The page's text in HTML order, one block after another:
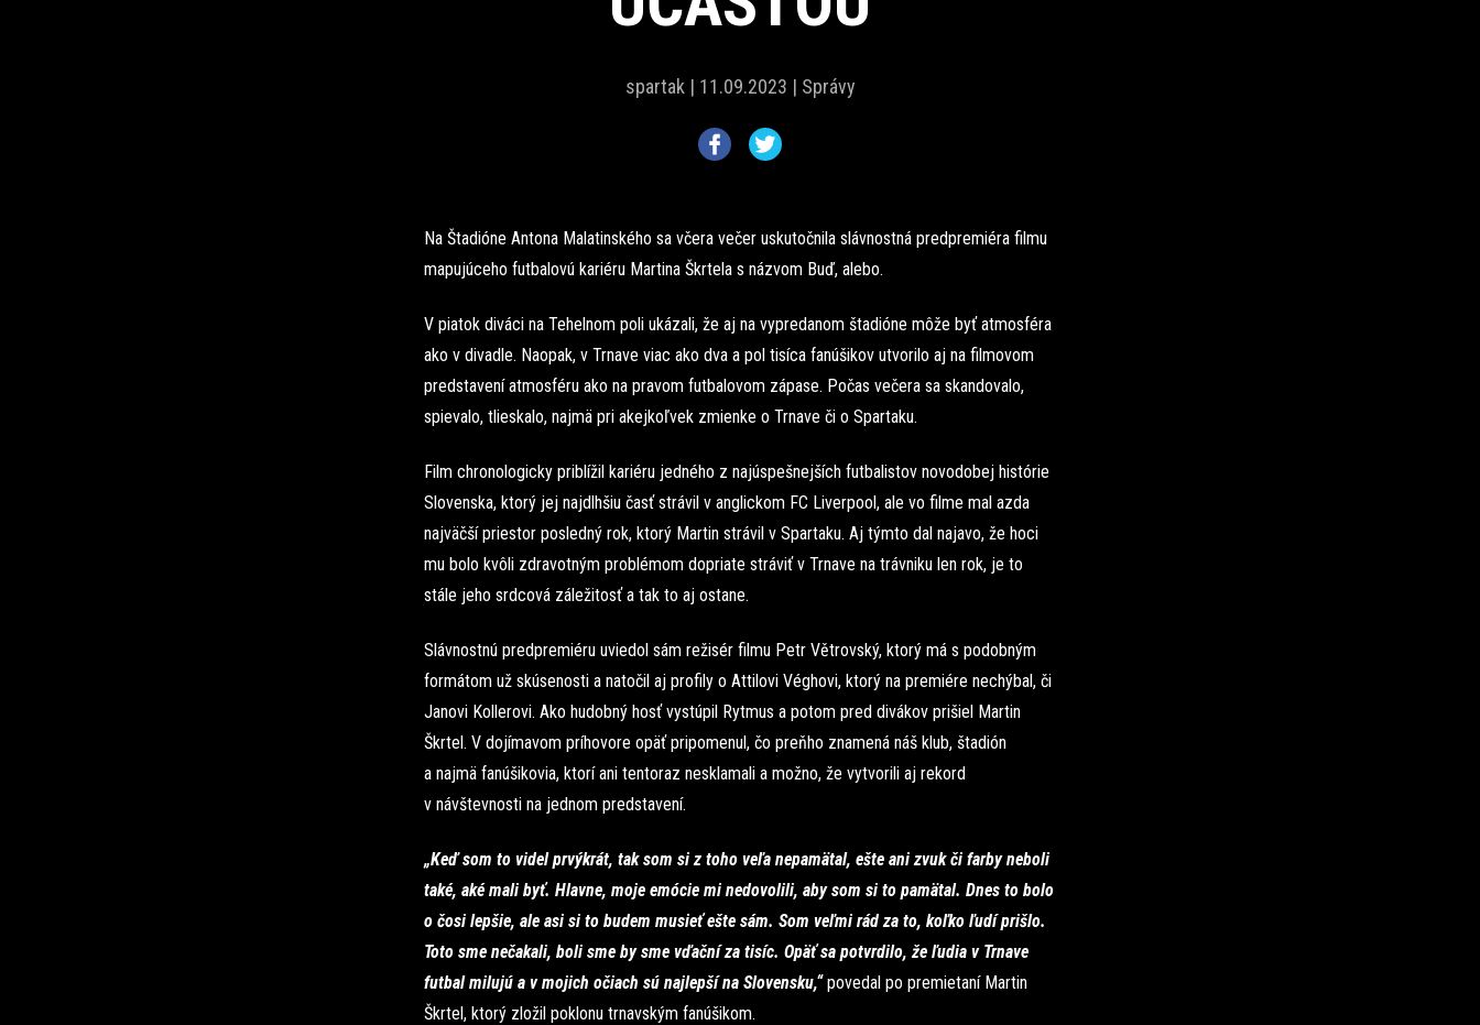
spartak | 11.09.2023 | Správy
Na Štadióne Antona Malatinského sa včera večer uskutočnila slávnostná predpremiéra filmu
mapujúceho futbalovú kariéru Martina Škrtela s názvom Buď, alebo.
V piatok diváci na Tehelnom poli ukázali, že aj na vypredanom štadióne môže byť atmosféra
ako v divadle. Naopak, v Trnave viac ako dva a pol tisíca fanúšikov utvorilo aj na filmovom
predstavení atmosféru ako na pravom futbalovom zápase. Počas večera sa skandovalo,
spievalo, tlieskalo, najmä pri akejkoľvek zmienke o Trnave či o Spartaku.
Film chronologicky priblížil kariéru jedného z najúspešnejších futbalistov novodobej histórie
Slovenska, ktorý jej najdlhšiu časť strávil v anglickom FC Liverpool, ale vo filme mal azda
najväčší priestor posledný rok, ktorý Martin strávil v Spartaku. Aj týmto dal najavo, že hoci
mu bolo kvôli zdravotným problémom dopriate stráviť v Trnave na trávniku len rok, je to
stále jeho srdcová záležitosť a tak to aj ostane.
Slávnostnú predpremiéru uviedol sám režisér filmu Petr Větrovský, ktorý má s podobným
formátom už skúsenosti a natočil aj profily o Attilovi Véghovi, ktorý na premiére nechýbal, či
Janovi Kollerovi. Ako hudobný hosť vystúpil Rytmus a potom pred divákov prišiel Martin
Škrtel. V dojímavom príhovore opäť pripomenul, čo preňho znamená náš klub, štadión
a najmä fanúšikovia, ktorí ani tentoraz nesklamali a možno, že vytvorili aj rekord
v návštevnosti na jednom predstavení.
„Keď som to videl prvýkrát, tak som si z toho veľa nepamätal, ešte ani zvuk či farby neboli
také, aké mali byť. Hlavne, moje emócie mi nedovolili, aby som si to pamätal. Dnes to bolo
o čosi lepšie, ale asi si to budem musieť ešte sám. Som veľmi rád za to, koľko ľudí prišlo.
Toto sme nečakali, boli sme by sme vďační za tisíc. Opäť sa potvrdilo, že ľudia v Trnave
futbal milujú a v mojich očiach sú najlepší na Slovensku,“povedal po premietaní Martin
Škrtel, ktorý zložil poklonu trnavským fanúšikom.